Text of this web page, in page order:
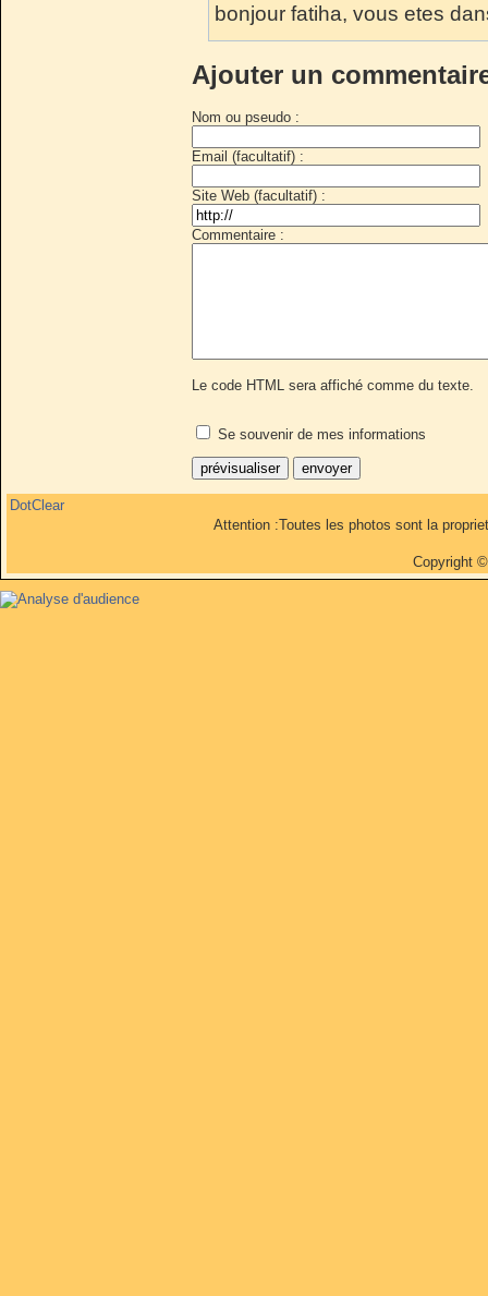
bonjour fatiha, vous etes
Ajouter un
Nom ou pseudo :
Email (facultatif) :
Site Web (facultatif) :
Commentaire :
Le code HTML sera affiché comme du texte.
Se souvenir de mes informations
DotClear
Attention :Toutes les photos sont la
Copyright